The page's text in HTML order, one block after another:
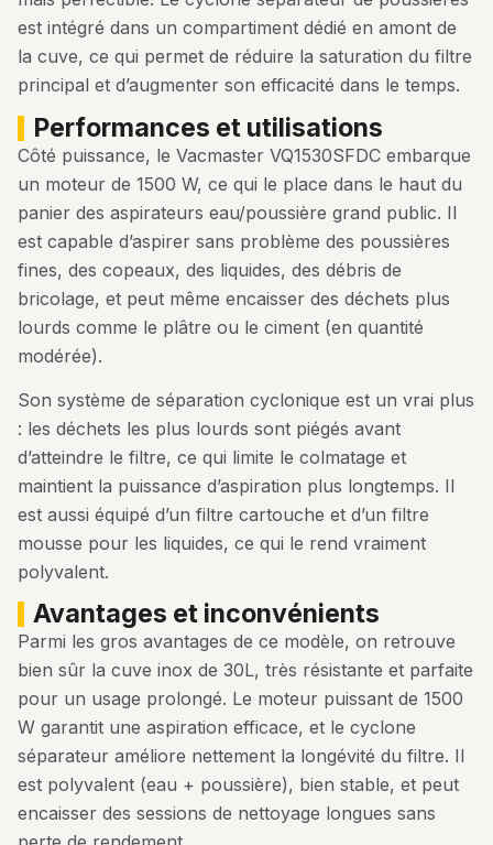
est intégré dans un compartiment dédié en amont de
la cuve, ce qui permet de réduire la saturation du filtre
principal et d’augmenter son efficacité dans le temps.
performances et utilisations
Côté puissance, le Vacmaster VQ1530SFDC embarque
un moteur de 1500 W, ce qui le place dans le haut du
panier des aspirateurs eau/poussière grand public. Il
est capable d’aspirer sans problème des poussières
fines, des copeaux, des liquides, des débris de
bricolage, et peut même encaisser des déchets plus
lourds comme le plâtre ou le ciment (en quantité
modérée).
Son système de séparation cyclonique est un vrai plus
: les déchets les plus lourds sont piégés avant
d’atteindre le filtre, ce qui limite le colmatage et
maintient la puissance d’aspiration plus longtemps. Il
est aussi équipé d’un filtre cartouche et d’un filtre
mousse pour les liquides, ce qui le rend vraiment
polyvalent.
avantages et inconvénients
Parmi les gros avantages de ce modèle, on retrouve
bien sûr la cuve inox de 30L, très résistante et parfaite
pour un usage prolongé. Le moteur puissant de 1500
W garantit une aspiration efficace, et le cyclone
séparateur améliore nettement la longévité du filtre. Il
est polyvalent (eau + poussière), bien stable, et peut
encaisser des sessions de nettoyage longues sans